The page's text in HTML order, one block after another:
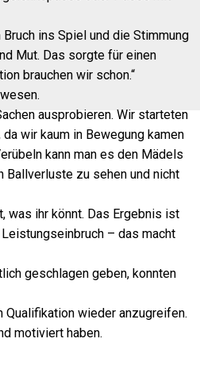
ins Spiel und die Stimmung
Mut. Das sorgte für einen
brauchen wir schon.“
ausprobieren. Wir starteten
wir kaum in Bewegung kamen
kann man es den Mädels
Ballverluste zu sehen und nicht
was ihr könnt. Das Ergebnis ist
– das macht
geschlagen geben, konnten
wieder anzugreifen.
motiviert haben.